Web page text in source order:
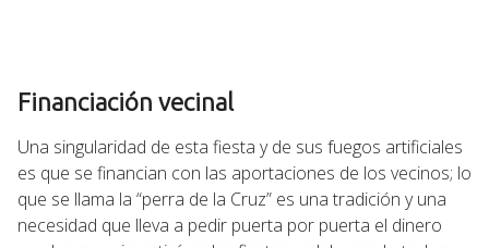
Financiación vecinal
Una singularidad de esta fiesta y de sus fuegos artificiales
es que se financian con las aportaciones de los vecinos; lo
que se llama la “perra de la Cruz” es una tradición y una
necesidad que lleva a pedir puerta por puerta el dinero